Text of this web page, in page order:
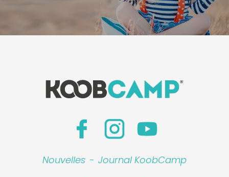
Nouvelles - Journal KoobCamp